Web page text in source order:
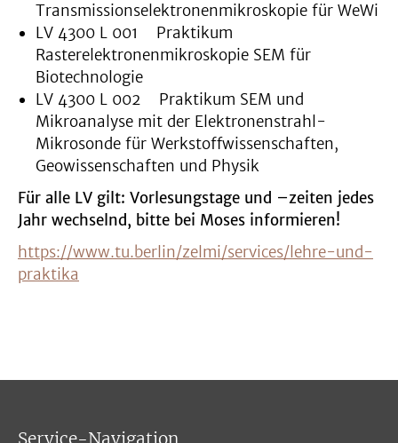
Transmissionselektronenmikroskopie für WeWi
LV 4300 L 001 Praktikum
Rasterelektronenmikroskopie SEM für
Biotechnologie
LV 4300 L 002 Praktikum SEM und
Mikroanalyse mit der Elektronenstrahl-
Mikrosonde für Werkstoffwissenschaften,
Geowissenschaften und Physik
Für alle LV gilt: Vorlesungstage und –zeiten jedes
Jahr wechselnd, bitte bei Moses informieren!
https://www.tu.berlin/zelmi/services/lehre-und-
praktika
Service-Navigation